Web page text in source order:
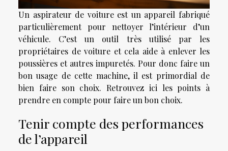
Un aspirateur de voiture est un appareil fabriqué
particulièrement pour nettoyer l’intérieur d’un
véhicule. C’est un outil très utilisé par les
propriétaires de voiture et cela aide à enlever les
poussières et autres impuretés. Pour donc faire un
bon usage de cette machine, il est primordial de
bien faire son choix. Retrouvez ici les points à
prendre en compte pour faire un bon choix.
Tenir compte des performances
de l’appareil